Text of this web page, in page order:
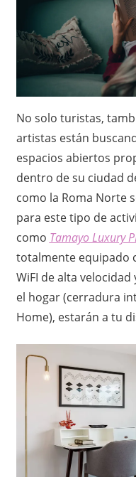
No solo turistas,
artistas están
espacios abiertos
dentro de su ciudad
como la Roma Norte
para este tipo de
como Tamayo Luxury
totalmente equipado
WiFI de alta
el hogar (cerradura
Home), estarán a tu